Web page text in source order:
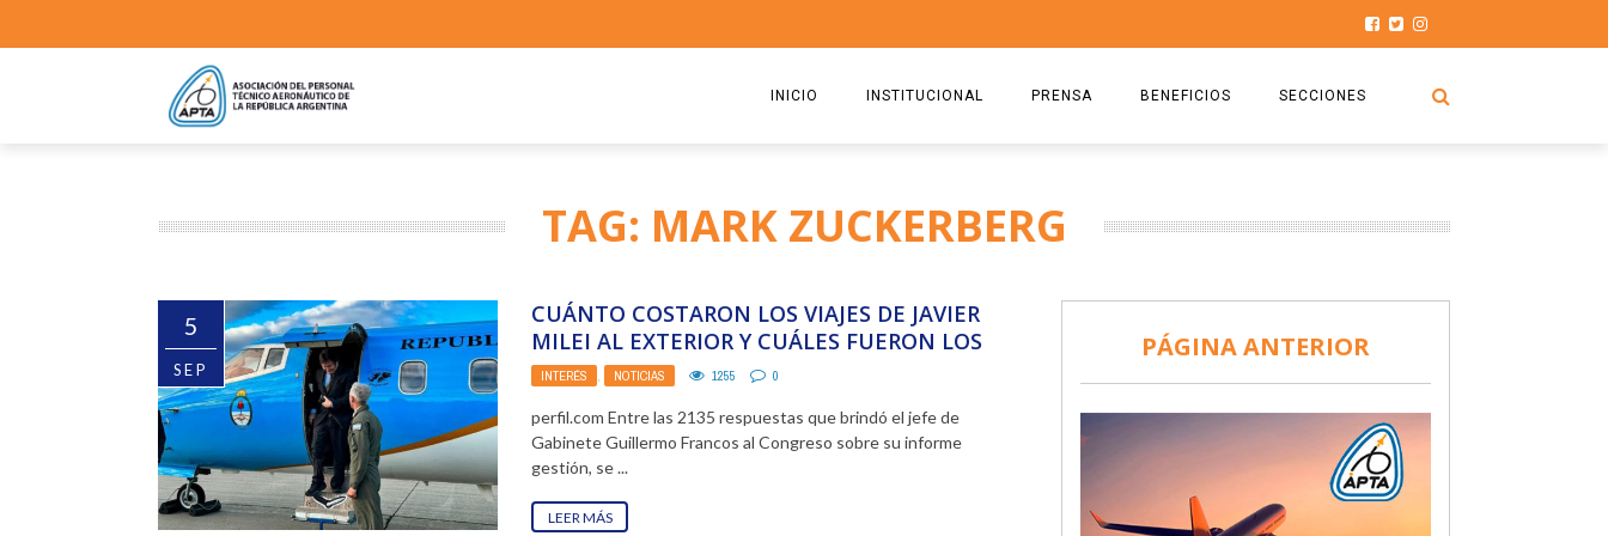
INICIO INSTITUCIONAL
ESTATUTO
RICARDO CIRIELLI
PRENSA
2025
BENEFICIOS
COMISIÓN
DOCUMENTOS
SEGURO DE SEPELIOS
SECCIONES
HISTORIAS DE LUCHA
TURISMO Y RECREACIÓN
TAG: MARK ZUCKERBERG
5
SEP
CUÁNTO COSTARON LOS VIAJES DE JAVIER
MILEI AL EXTERIOR Y CUÁLES FUERON LOS
REGALOS MÁS ...
INTERÉS NOTICIAS 1255 0
perfil.com Entre las 2135 respuestas que brindó el jefe de
Gabinete Guillermo Francos al Congreso sobre su informe
gestión, se ...
LEER MÁS
PÁGINA ANTERIOR